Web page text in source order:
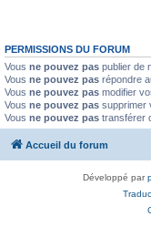
PERMISSIONS DU FORUM
Vous ne pouvez pas publier de
Vous ne pouvez pas répondre
Vous ne pouvez pas modifier
Vous ne pouvez pas supprimer
Vous ne pouvez pas transférer
Accueil du forum
Développé par